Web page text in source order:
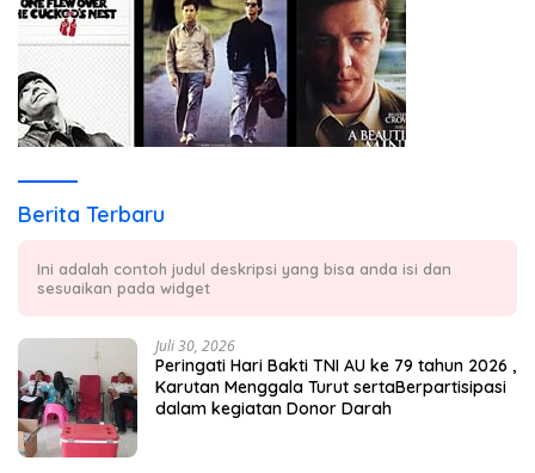
Berita Terbaru
Ini adalah contoh judul deskripsi yang bisa anda isi dan
sesuaikan pada widget
Juli 30, 2026
Peringati Hari Bakti TNI AU ke 79 tahun 2026 ,
Karutan Menggala Turut sertaBerpartisipasi
dalam kegiatan Donor Darah